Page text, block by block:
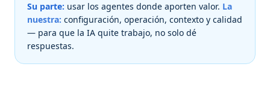
Su parte: usar los agentes donde aporten valor. La
nuestra: configuración, operación, contexto y calidad
— para que la IA quite trabajo, no solo dé
respuestas.